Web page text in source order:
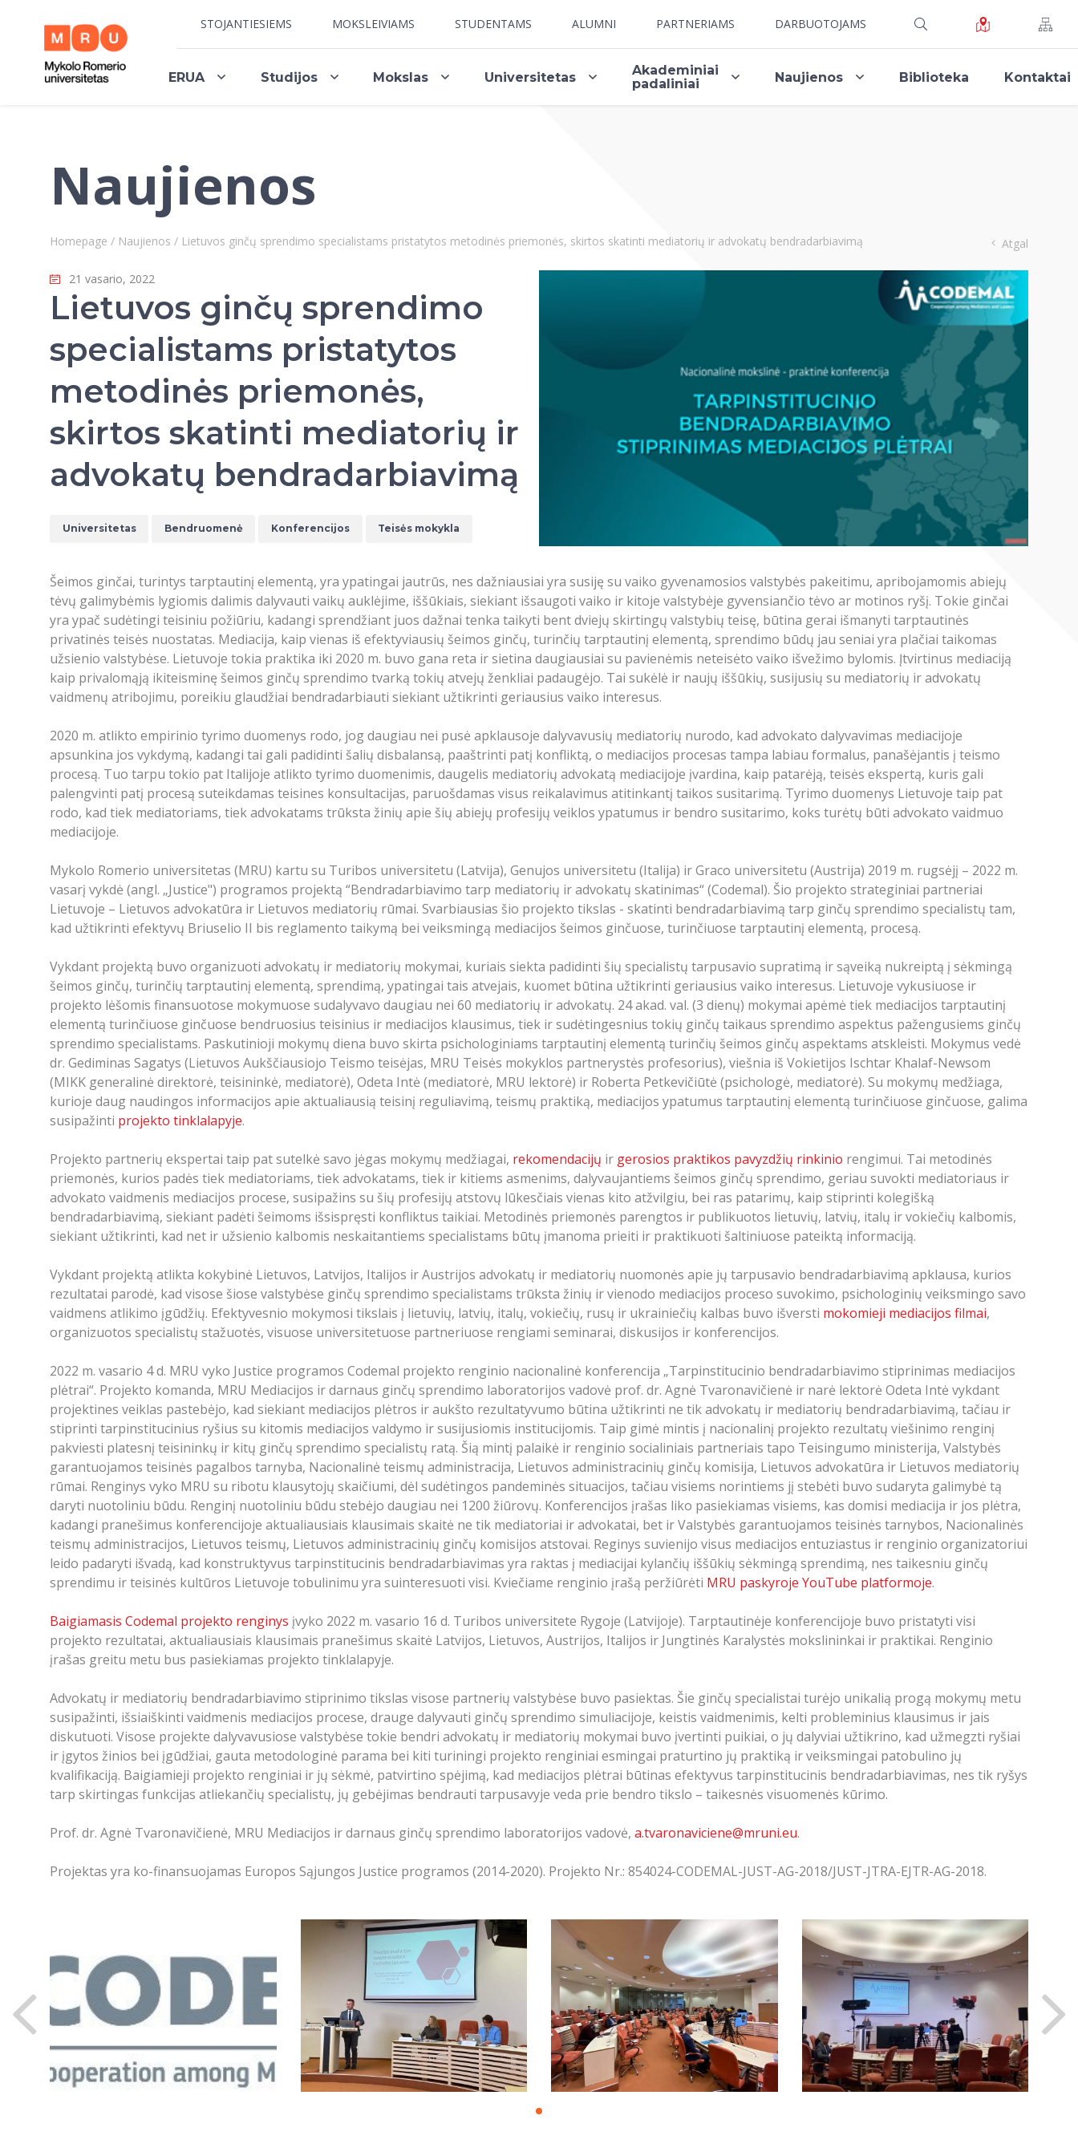
STOJANTIESIEMS MOKSLEIVIAMS STUDENTAMS ALUMNI PARTNERIAMS DARBUOTOJAMS
ERUA Studijos Mokslas Universitetas
Akademiniai
padaliniai
Naujienos Biblioteka Kontaktai
Naujienos
Homepage / Naujienos / Lietuvos ginčų sprendimo specialistams pristatytos metodinės priemonės, skirtos skatinti mediatorių ir advokatų bendradarbiavimą Atgal
21 vasario, 2022
Lietuvos ginčų sprendimo
specialistams pristatytos
metodinės priemonės,
skirtos skatinti mediatorių ir
advokatų bendradarbiavimą
Universitetas Bendruomenė Konferencijos Teisės mokykla
Šeimos ginčai, turintys tarptautinį elementą, yra ypatingai jautrūs, nes dažniausiai yra susiję su vaiko gyvenamosios valstybės pakeitimu, apribojamomis abiejų
tėvų galimybėmis lygiomis dalimis dalyvauti vaikų auklėjime, iššūkiais, siekiant išsaugoti vaiko ir kitoje valstybėje gyvensiančio tėvo ar motinos ryšį. Tokie ginčai
yra ypač sudėtingi teisiniu požiūriu, kadangi sprendžiant juos dažnai tenka taikyti bent dviejų skirtingų valstybių teisę, būtina gerai išmanyti tarptautinės
privatinės teisės nuostatas. Mediacija, kaip vienas iš efektyviausių šeimos ginčų, turinčių tarptautinį elementą, sprendimo būdų jau seniai yra plačiai taikomas
užsienio valstybėse. Lietuvoje tokia praktika iki 2020 m. buvo gana reta ir sietina daugiausiai su pavienėmis neteisėto vaiko išvežimo bylomis. Įtvirtinus mediaciją
kaip privalomąją ikiteisminę šeimos ginčų sprendimo tvarką tokių atvejų ženkliai padaugėjo. Tai sukėlė ir naujų iššūkių, susijusių su mediatorių ir advokatų
vaidmenų atribojimu, poreikiu glaudžiai bendradarbiauti siekiant užtikrinti geriausius vaiko interesus.
2020 m. atlikto empirinio tyrimo duomenys rodo, jog daugiau nei pusė apklausoje dalyvavusių mediatorių nurodo, kad advokato dalyvavimas mediacijoje
apsunkina jos vykdymą, kadangi tai gali padidinti šalių disbalansą, paaštrinti patį konfliktą, o mediacijos procesas tampa labiau formalus, panašėjantis į teismo
procesą. Tuo tarpu tokio pat Italijoje atlikto tyrimo duomenimis, daugelis mediatorių advokatą mediacijoje įvardina, kaip patarėją, teisės ekspertą, kuris gali
palengvinti patį procesą suteikdamas teisines konsultacijas, paruošdamas visus reikalavimus atitinkantį taikos susitarimą. Tyrimo duomenys Lietuvoje taip pat
rodo, kad tiek mediatoriams, tiek advokatams trūksta žinių apie šių abiejų profesijų veiklos ypatumus ir bendro susitarimo, koks turėtų būti advokato vaidmuo
mediacijoje.
Mykolo Romerio universitetas (MRU) kartu su Turibos universitetu (Latvija), Genujos universitetu (Italija) ir Graco universitetu (Austrija) 2019 m. rugsėjį – 2022 m.
vasarį vykdė (angl. „Justice") programos projektą “Bendradarbiavimo tarp mediatorių ir advokatų skatinimas“ (Codemal). Šio projekto strateginiai partneriai
Lietuvoje – Lietuvos advokatūra ir Lietuvos mediatorių rūmai. Svarbiausias šio projekto tikslas - skatinti bendradarbiavimą tarp ginčų sprendimo specialistų tam,
kad užtikrinti efektyvų Briuselio II bis reglamento taikymą bei veiksmingą mediacijos šeimos ginčuose, turinčiuose tarptautinį elementą, procesą.
Vykdant projektą buvo organizuoti advokatų ir mediatorių mokymai, kuriais siekta padidinti šių specialistų tarpusavio supratimą ir sąveiką nukreiptą į sėkmingą
šeimos ginčų, turinčių tarptautinį elementą, sprendimą, ypatingai tais atvejais, kuomet būtina užtikrinti geriausius vaiko interesus. Lietuvoje vykusiuose ir
projekto lėšomis finansuotose mokymuose sudalyvavo daugiau nei 60 mediatorių ir advokatų. 24 akad. val. (3 dienų) mokymai apėmė tiek mediacijos tarptautinį
elementą turinčiuose ginčuose bendruosius teisinius ir mediacijos klausimus, tiek ir sudėtingesnius tokių ginčų taikaus sprendimo aspektus pažengusiems ginčų
sprendimo specialistams. Paskutinioji mokymų diena buvo skirta psichologiniams tarptautinį elementą turinčių šeimos ginčų aspektams atskleisti. Mokymus vedė
dr. Gediminas Sagatys (Lietuvos Aukščiausiojo Teismo teisėjas, MRU Teisės mokyklos partnerystės profesorius), viešnia iš Vokietijos Ischtar Khalaf-Newsom
(MIKK generalinė direktorė, teisininkė, mediatorė), Odeta Intė (mediatorė, MRU lektorė) ir Roberta Petkevičiūtė (psichologė, mediatorė). Su mokymų medžiaga,
kurioje daug naudingos informacijos apie aktualiausią teisinį reguliavimą, teismų praktiką, mediacijos ypatumus tarptautinį elementą turinčiuose ginčuose, galima
susipažinti projekto tinklalapyje.
Projekto partnerių ekspertai taip pat sutelkė savo jėgas mokymų medžiagai, rekomendacijų ir gerosios praktikos pavyzdžių rinkinio rengimui. Tai metodinės
priemonės, kurios padės tiek mediatoriams, tiek advokatams, tiek ir kitiems asmenims, dalyvaujantiems šeimos ginčų sprendimo, geriau suvokti mediatoriaus ir
advokato vaidmenis mediacijos procese, susipažins su šių profesijų atstovų lūkesčiais vienas kito atžvilgiu, bei ras patarimų, kaip stiprinti kolegišką
bendradarbiavimą, siekiant padėti šeimoms išsispręsti konfliktus taikiai. Metodinės priemonės parengtos ir publikuotos lietuvių, latvių, italų ir vokiečių kalbomis,
siekiant užtikrinti, kad net ir užsienio kalbomis neskaitantiems specialistams būtų įmanoma prieiti ir praktikuoti šaltiniuose pateiktą informaciją.
Vykdant projektą atlikta kokybinė Lietuvos, Latvijos, Italijos ir Austrijos advokatų ir mediatorių nuomonės apie jų tarpusavio bendradarbiavimą apklausa, kurios
rezultatai parodė, kad visose šiose valstybėse ginčų sprendimo specialistams trūksta žinių ir vienodo mediacijos proceso suvokimo, psichologinių veiksmingo savo
vaidmens atlikimo įgūdžių. Efektyvesnio mokymosi tikslais į lietuvių, latvių, italų, vokiečių, rusų ir ukrainiečių kalbas buvo išversti mokomieji mediacijos filmai,
organizuotos specialistų stažuotės, visuose universitetuose partneriuose rengiami seminarai, diskusijos ir konferencijos.
2022 m. vasario 4 d. MRU vyko Justice programos Codemal projekto renginio nacionalinė konferencija „Tarpinstitucinio bendradarbiavimo stiprinimas mediacijos
plėtrai“. Projekto komanda, MRU Mediacijos ir darnaus ginčų sprendimo laboratorijos vadovė prof. dr. Agnė Tvaronavičienė ir narė lektorė Odeta Intė vykdant
projektines veiklas pastebėjo, kad siekiant mediacijos plėtros ir aukšto rezultatyvumo būtina užtikrinti ne tik advokatų ir mediatorių bendradarbiavimą, tačiau ir
stiprinti tarpinstitucinius ryšius su kitomis mediacijos valdymo ir susijusiomis institucijomis. Taip gimė mintis į nacionalinį projekto rezultatų viešinimo renginį
pakviesti platesnį teisininkų ir kitų ginčų sprendimo specialistų ratą. Šią mintį palaikė ir renginio socialiniais partneriais tapo Teisingumo ministerija, Valstybės
garantuojamos teisinės pagalbos tarnyba, Nacionalinė teismų administracija, Lietuvos administracinių ginčų komisija, Lietuvos advokatūra ir Lietuvos mediatorių
rūmai. Renginys vyko MRU su ribotu klausytojų skaičiumi, dėl sudėtingos pandeminės situacijos, tačiau visiems norintiems jį stebėti buvo sudaryta galimybė tą
daryti nuotoliniu būdu. Renginį nuotoliniu būdu stebėjo daugiau nei 1200 žiūrovų. Konferencijos įrašas liko pasiekiamas visiems, kas domisi mediacija ir jos plėtra,
kadangi pranešimus konferencijoje aktualiausiais klausimais skaitė ne tik mediatoriai ir advokatai, bet ir Valstybės garantuojamos teisinės tarnybos, Nacionalinės
teismų administracijos, Lietuvos teismų, Lietuvos administracinių ginčų komisijos atstovai. Reginys suvienijo visus mediacijos entuziastus ir renginio organizatoriui
leido padaryti išvadą, kad konstruktyvus tarpinstitucinis bendradarbiavimas yra raktas į mediacijai kylančių iššūkių sėkmingą sprendimą, nes taikesniu ginčų
sprendimu ir teisinės kultūros Lietuvoje tobulinimu yra suinteresuoti visi. Kviečiame renginio įrašą peržiūrėti MRU paskyroje YouTube platformoje.
Baigiamasis Codemal projekto renginys įvyko 2022 m. vasario 16 d. Turibos universitete Rygoje (Latvijoje). Tarptautinėje konferencijoje buvo pristatyti visi
projekto rezultatai, aktualiausiais klausimais pranešimus skaitė Latvijos, Lietuvos, Austrijos, Italijos ir Jungtinės Karalystės mokslininkai ir praktikai. Renginio
įrašas greitu metu bus pasiekiamas projekto tinklalapyje.
Advokatų ir mediatorių bendradarbiavimo stiprinimo tikslas visose partnerių valstybėse buvo pasiektas. Šie ginčų specialistai turėjo unikalią progą mokymų metu
susipažinti, išsiaiškinti vaidmenis mediacijos procese, drauge dalyvauti ginčų sprendimo simuliacijoje, keistis vaidmenimis, kelti probleminius klausimus ir jais
diskutuoti. Visose projekte dalyvavusiose valstybėse tokie bendri advokatų ir mediatorių mokymai buvo įvertinti puikiai, o jų dalyviai užtikrino, kad užmegzti ryšiai
ir įgytos žinios bei įgūdžiai, gauta metodologinė parama bei kiti turiningi projekto renginiai esmingai praturtino jų praktiką ir veiksmingai patobulino jų
kvalifikaciją. Baigiamieji projekto renginiai ir jų sėkmė, patvirtino spėjimą, kad mediacijos plėtrai būtinas efektyvus tarpinstitucinis bendradarbiavimas, nes tik ryšys
tarp skirtingas funkcijas atliekančių specialistų, jų gebėjimas bendrauti tarpusavyje veda prie bendro tikslo – taikesnės visuomenės kūrimo.
Prof. dr. Agnė Tvaronavičienė, MRU Mediacijos ir darnaus ginčų sprendimo laboratorijos vadovė, a.tvaronaviciene@mruni.eu.
Projektas yra ko-finansuojamas Europos Sąjungos Justice programos (2014-2020). Projekto Nr.: 854024-CODEMAL-JUST-AG-2018/JUST-JTRA-EJTR-AG-2018.